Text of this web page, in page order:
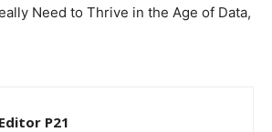
Need to Thrive in the Age of Data,
Editor P21